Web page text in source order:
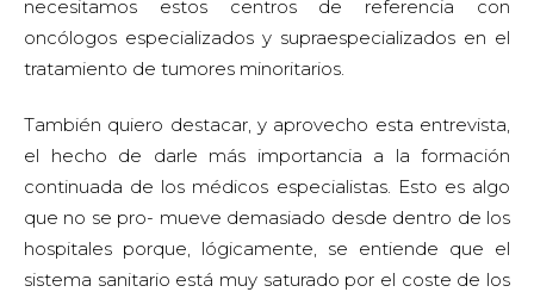
necesitamos estos centros de referencia con
oncólogos especializados y supraespecializados en el
tratamiento de tumores minoritarios.
También quiero destacar, y aprovecho esta entrevista,
el hecho de darle más importancia a la formación
continuada de los médicos especialistas. Esto es algo
que no se pro- mueve demasiado desde dentro de los
hospitales porque, lógicamente, se entiende que el
sistema sanitario está muy saturado por el coste de los